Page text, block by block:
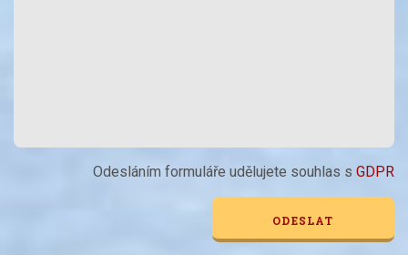
Odesláním formuláře udělujete souhlas s GDPR